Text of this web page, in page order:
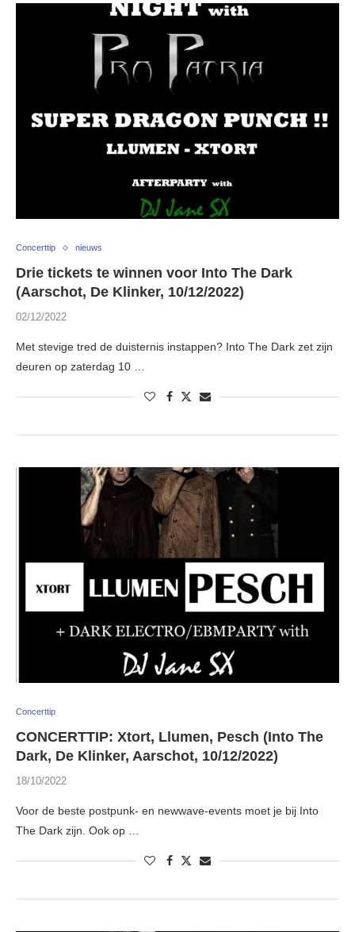
Concerttip nieuws
Drie tickets te winnen voor Into The Dark
(Aarschot, De Klinker, 10/12/2022)
02/12/2022
Met stevige tred de duisternis instappen? Into The Dark zet zijn
deuren op zaterdag 10 …
Concerttip
CONCERTTIP: Xtort, Llumen, Pesch (Into The
Dark, De Klinker, Aarschot, 10/12/2022)
18/10/2022
Voor de beste postpunk- en newwave-events moet je bij Into
The Dark zijn. Ook op …